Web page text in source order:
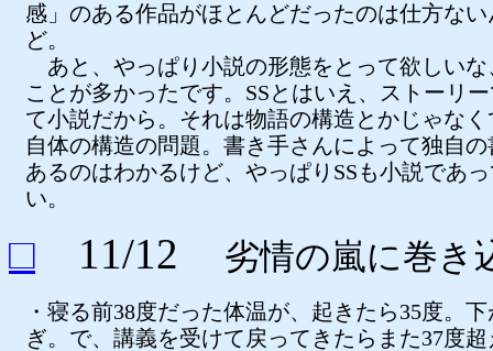
感」のある作品がほとんどだったのは仕方な
ど。
あと、やっぱり小説の形態をとって欲しいな
ことが多かったです。SSとはいえ、ストーリ
て小説だから。それは物語の構造とかじゃな
自体の構造の問題。書き手さんによって独自
あるのはわかるけど、やっぱりSSも小説であ
い。
□ 11/12 劣情の嵐に巻き
・寝る前38度だった体温が、起きたら35度。
ぎ。で、講義を受けて戻ってきたらまた37度